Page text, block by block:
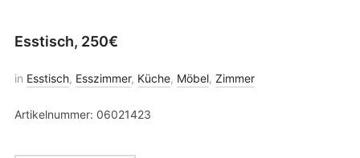
Esstisch, 250€
in Esstisch, Esszimmer, Küche, Möbel, Zimmer
Artikelnummer: 06021423